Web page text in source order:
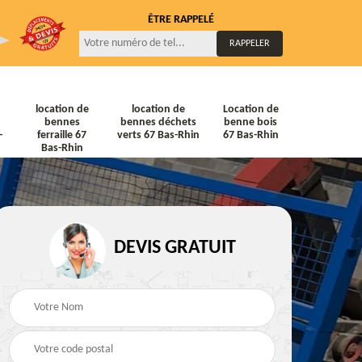
ÊTRE RAPPELÉ
location de
bennes
ferraille 67
Bas-Rhin
location de
bennes déchets
verts 67 Bas-Rhin
Location de
benne bois
67 Bas-Rhin
Location de bennes à
gravats 67 Bas-Rhin
Location de bennes
Tout venant 67 Bas-
DEVIS GRATUIT